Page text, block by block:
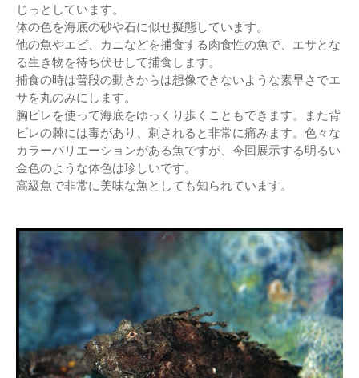
じっとしています。
体の色を海底の砂や石に似せ擬態しています。
他の魚やエビ、カニなどを捕食する肉食性の魚で、エサとな
る生き物を待ち伏せして捕食します。
捕食の時は普段の動きからは想像できないような素早さでエ
サを丸のみにします。
胸ビレを使って海底をゆっくり歩くこともできます。また背
ビレの棘には毒があり、刺されると非常に痛みます。色々な
カラーバリエーションがある魚ですが、今回展示する明るい
金色のような体色は珍しいです。
高級魚で非常に美味な魚としても知られています。